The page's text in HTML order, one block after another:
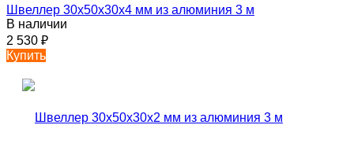
Швеллер 30х50х30х4 мм из алюминия 3 м
В наличии
2 530 ₽
Купить